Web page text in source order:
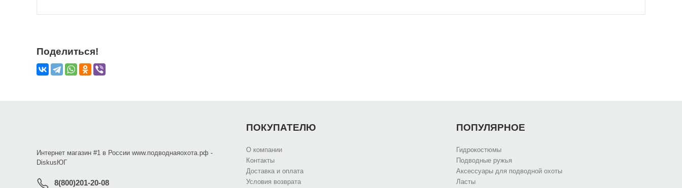
Поделиться!
Интернет магазин #1 в России www.подводнаяохота.рф -
DiskusЮГ
8(800)201-20-08
ПОКУПАТЕЛЮ
О компании
Контакты
Доставка и оплата
Условия возврата
ПОПУЛЯРНОЕ
Гидрокостюмы
Подводные ружья
Аксессуары для подводной охоты
Ласты